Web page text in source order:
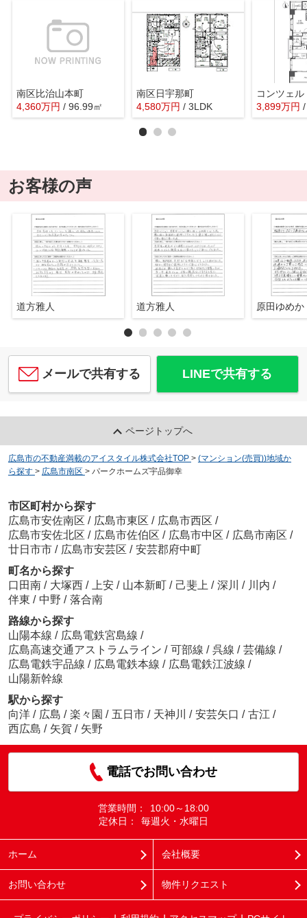
南区比治山本町
4,360万円 / 96.99㎡
南区日宇那町
4,580万円 / 3LDK 3,899万円
お客様の声
道方雅人 道方雅人 原田ゆめか
メールで共有する LINEで共有する
ページトップへ
広島市の不動産満載のアイスタイル株式会社TOP > (マンション(売買))地域か
ら探す > 広島市南区 > パークホームズ宇品御幸
市区町村から探す
広島市安佐南区 / 広島市東区 / 広島市西区 /
広島市安佐北区 / 広島市佐伯区 / 広島市中区 / 広島市南区 /
廿日市市 / 広島市安芸区 / 安芸郡府中町
町名から探す
口田南 / 大塚西 / 上安 / 山本新町 / 己斐上 / 深川 / 川内 /
伴東 / 中野 / 落合南
路線から探す
山陽本線 / 広島電鉄宮島線 /
広島高速交通アストラムライン / 可部線 / 呉線 / 芸備線 /
広島電鉄宇品線 / 広島電鉄本線 / 広島電鉄江波線 /
山陽新幹線
駅から探す
向洋 / 広島 / 楽々園 / 五日市 / 天神川 / 安芸矢口 / 古江 /
西広島 / 矢賀 / 矢野
電話でお問い合わせ
営業時間：
10:00～18:00
定休日：
毎週火・水曜日
ホーム 会社概要
お問い合わせ 物件リクエスト